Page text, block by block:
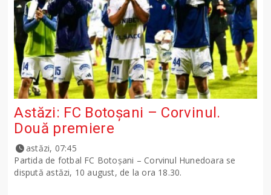
Astăzi: FC Botoșani – Corvinul.
Două premiere
astăzi, 07:45
Partida de fotbal FC Botoșani – Corvinul Hunedoara se
dispută astăzi, 10 august, de la ora 18.30.